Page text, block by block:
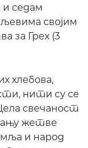
седам
својим
за Грех (3
хлебова,
нити су се
свечаност
жетве
и народ